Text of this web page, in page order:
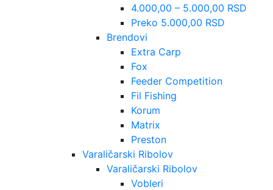
4.000,00 – 5.000,00 RSD
Preko 5.000,00 RSD
Brendovi
Extra Carp
Fox
Feeder Competition
Fil Fishing
Korum
Matrix
Preston
Varaličarski Ribolov
Varaličarski Ribolov
Vobleri